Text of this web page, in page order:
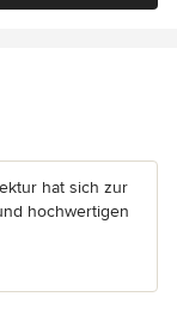
hat sich zur
hochwertigen